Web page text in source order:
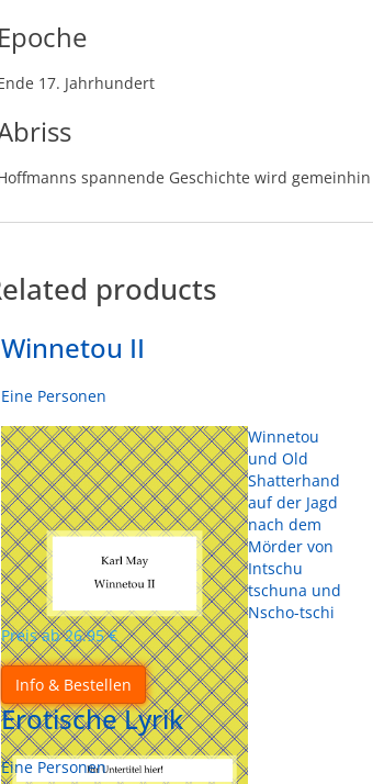
Epoche
17. Jahrhundert
spannende Geschichte wird
products
Winnetou II
Eine Personen
Winnetou
und Old
Shatterhand
auf der Jagd
nach dem
Mörder von
Intschu
tschuna und
Nscho-tschi
Preis ab26.95 €
Info & Bestellen
Erotische Lyrik
Eine Personen